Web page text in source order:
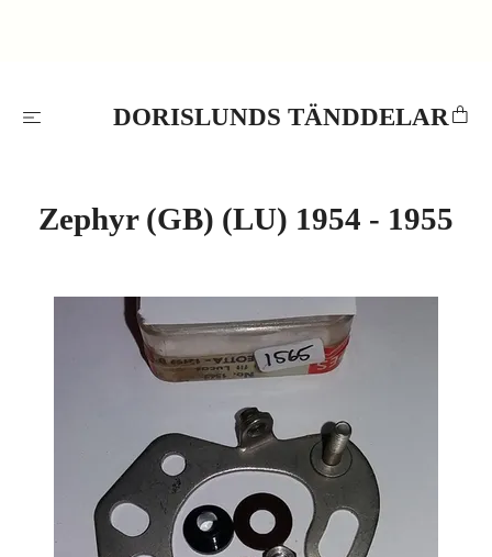
DORISLUNDS TÄNDDELAR
Zephyr (GB) (LU) 1954 - 1955